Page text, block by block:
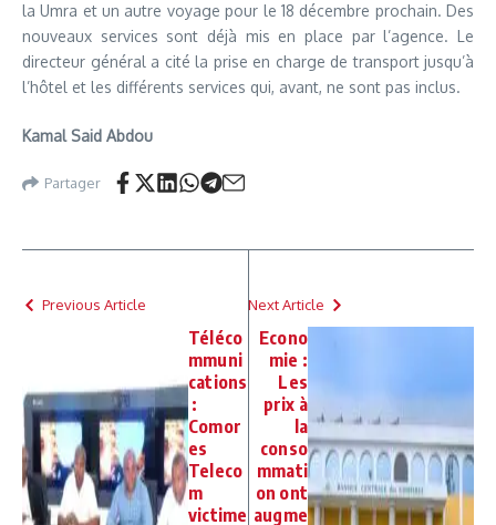
la Umra et un autre voyage pour le 18 décembre prochain. Des
nouveaux services sont déjà mis en place par l’agence. Le
directeur général a cité la prise en charge de transport jusqu’à
l’hôtel et les différents services qui, avant, ne sont pas inclus.
Kamal Said Abdou
Partager
Previous Article
Téléco
mmuni
cations
:
Comor
es
Teleco
m
victime
Next Article
Econo
mie :
Les
prix à
la
conso
mmati
on ont
augme